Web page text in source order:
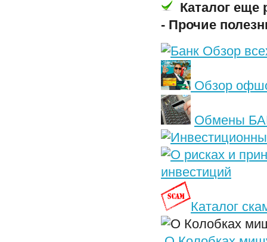
Каталог еще
- Прочие
Обзор
Обзор
Обмены
инвестиций
Каталог